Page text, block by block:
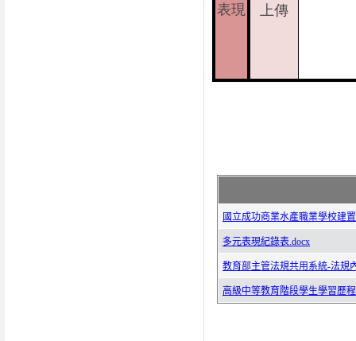
表現
上傳